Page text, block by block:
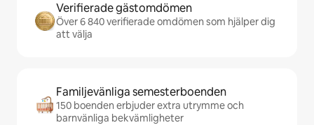
Verifierade gästomdömen
Över 6 840 verifierade omdömen som hjälper dig
att välja
Familjevänliga semesterboenden
150 boenden erbjuder extra utrymme och
barnvänliga bekvämligheter